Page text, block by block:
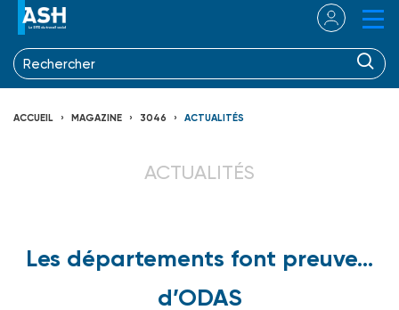
ACCUEIL MAGAZINE 3046 ACTUALITÉS
ACTUALITÉS
Les départements font preuve…
d’ODAS